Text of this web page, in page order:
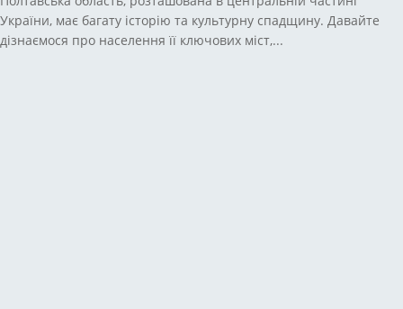
України, має багату історію та культурну спадщину. Давайте
дізнаємося про населення її ключових міст,...